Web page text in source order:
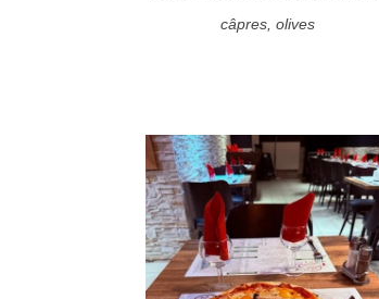
câpres, olives